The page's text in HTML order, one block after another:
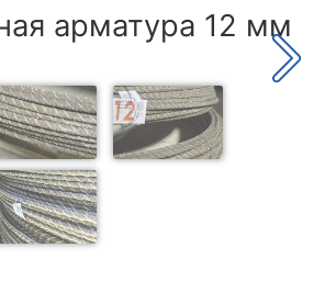
арматура 12 мм